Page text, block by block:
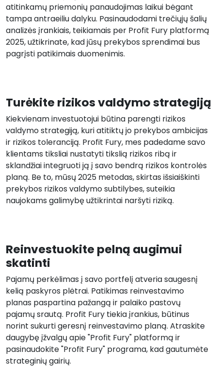
atitinkamų priemonių panaudojimas laikui bėgant
tampa antraeiliu dalyku. Pasinaudodami trečiųjų šalių
analizės įrankiais, teikiamais per Profit Fury platformą
2025, užtikrinate, kad jūsų prekybos sprendimai bus
pagrįsti patikimais duomenimis.
Turėkite rizikos valdymo strategiją
Kiekvienam investuotojui būtina parengti rizikos
valdymo strategiją, kuri atitiktų jo prekybos ambicijas
ir rizikos toleranciją. Profit Fury, mes padedame savo
klientams tiksliai nustatyti tikslią rizikos ribą ir
sklandžiai integruoti ją į savo bendrą rizikos kontrolės
planą. Be to, mūsų 2025 metodas, skirtas išsiaiškinti
prekybos rizikos valdymo subtilybes, suteikia
naujokams galimybę užtikrintai naršyti riziką.
Reinvestuokite pelną augimui
skatinti
Pajamų perkėlimas į savo portfelį atveria saugesnį
kelią paskyros plėtrai. Patikimas reinvestavimo
planas paspartina pažangą ir palaiko pastovų
pajamų srautą. Profit Fury tiekia įrankius, būtinus
norint sukurti geresnį reinvestavimo planą. Atraskite
daugybę įžvalgų apie "Profit Fury" platformą ir
pasinaudokite "Profit Fury" programa, kad gautumėte
strateginių gairių.